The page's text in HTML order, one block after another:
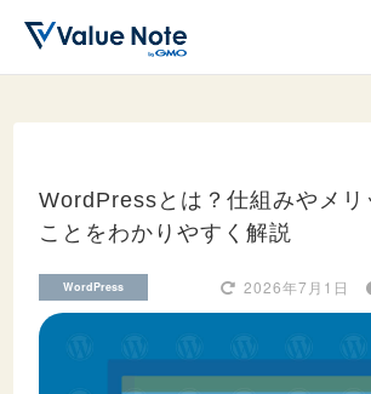
ドメイン
サーバー
ホームページ作成
WordPressとは？仕組みやメリ
ことをわかりやすく解説
2026年7月1日
WordPress